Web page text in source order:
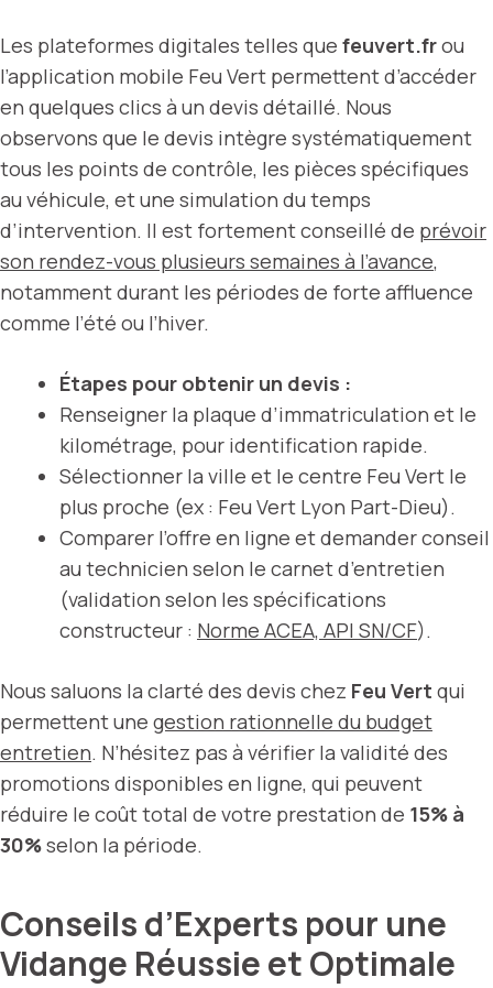
Les plateformes digitales telles que feuvert.frou
l’application mobile Feu Vert permettent d’accéder
en quelques clics à un devis détaillé. Nous
observons que le devis intègre systématiquement
tous les points de contrôle, les pièces spécifiques
au véhicule, et une simulation du temps
d’intervention. Il est fortement conseillé de prévoir
son rendez-vous plusieurs semaines à l’avance,
notamment durant les périodes de forte affluence
comme l’été ou l’hiver.
Étapes pour obtenir un devis :
Renseigner la plaque d’immatriculation et le
kilométrage, pour identification rapide.
Sélectionner la ville et le centre Feu Vert le
plus proche (ex : Feu Vert Lyon Part-Dieu).
Comparer l’offre en ligne et demander conseil
au technicien selon le carnet d’entretien
(validation selon les spécifications
constructeur : Norme ACEA, API SN/CF).
Nous saluons la clarté des devis chez Feu Vert qui
permettent une gestion rationnelle du budget
entretien. N’hésitez pas à vérifier la validité des
promotions disponibles en ligne, qui peuvent
réduire le coût total de votre prestation de 15% à
30%selon la période.
Conseils d’Experts pour une
Vidange Réussie et Optimale